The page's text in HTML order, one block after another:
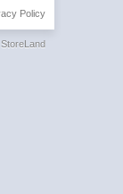
Policy